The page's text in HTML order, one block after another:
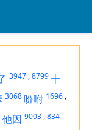
3947 ,8799十
3068吩咐 1696 ,
他因 9003 ,834